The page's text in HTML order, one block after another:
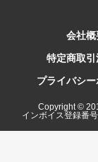
会社概
特定商取
プライバシ
Copyright ©
インボイス登録番